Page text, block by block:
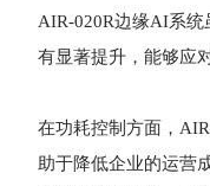
AIR-020R边缘AI系统
有显著提升，能够应
在功耗控制方面，
助于降低企业的运营